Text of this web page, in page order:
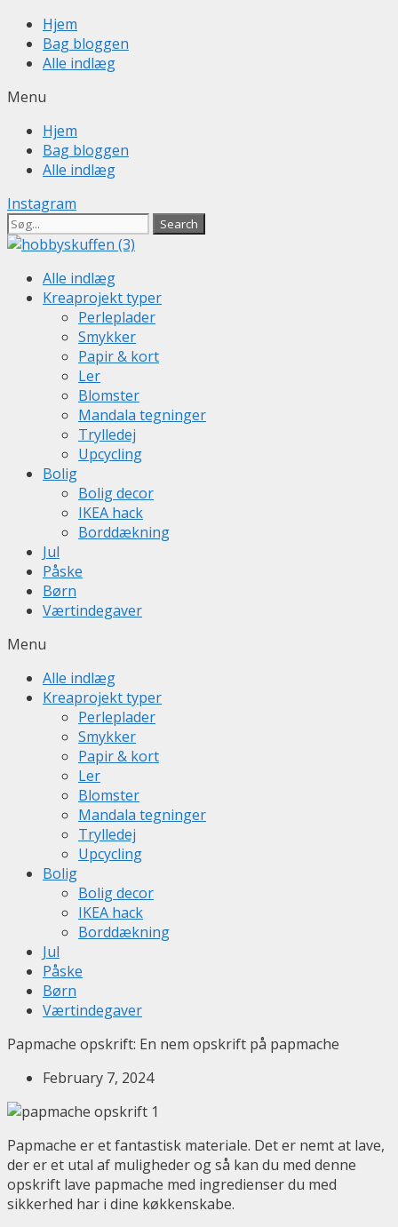
Skip
content
Hjem
Bag bloggen
Alle indlæg
Menu
Hjem
Bag bloggen
Alle indlæg
Instagram
Search
Alle indlæg
Kreaprojekt typer
Perleplader
Smykker
Papir & kort
Ler
Blomster
Mandala tegninger
Trylledej
Upcycling
Bolig
Bolig decor
IKEA hack
Borddækning
Jul
Påske
Børn
Værtindegaver
Menu
Alle indlæg
Kreaprojekt typer
Perleplader
Smykker
Papir & kort
Ler
Blomster
Mandala tegninger
Trylledej
Upcycling
Bolig
Bolig decor
IKEA hack
Borddækning
Jul
Påske
Børn
Værtindegaver
Papmache opskrift: En nem opskrift på papmache
February 7, 2024
Papmache er et fantastisk materiale. Det er nemt at lave,
der er et utal af muligheder og så kan du med denne
opskrift lave papmache med ingredienser du med
sikkerhed har i dine køkkenskabe.